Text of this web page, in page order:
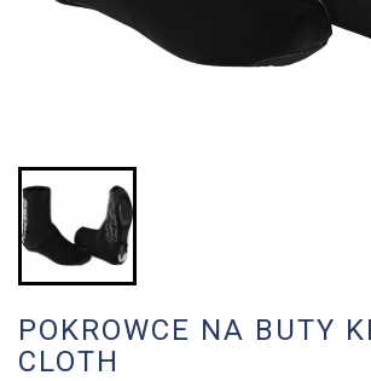
POKROWCE NA BUTY
CLOTH